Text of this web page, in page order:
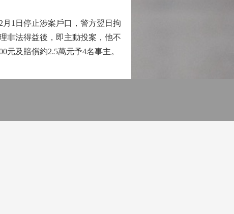
1日停止涉案戶口，警方翌日拘
非法得益後，即主動投案，他不
及賠償約2.5萬元予4名事主。